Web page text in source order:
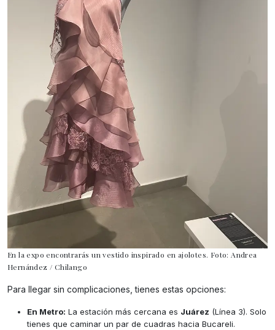
En la expo encontrarás un vestido inspirado en ajolotes. Foto: Andrea
Hernández / Chilango
Para llegar sin complicaciones, tienes estas opciones:
En Metro: La estación más cercana es Juárez (Línea 3). Solo
tienes que caminar un par de cuadras hacia Bucareli.